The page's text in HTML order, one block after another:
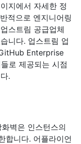
지에서 자세한 정
적으로 엔지니어링
스트림 공급업체
니다. 업스트림 업
Enterprise
로 제공되는 시점
.
벽은 인스턴스의
합니다. 어플라이언